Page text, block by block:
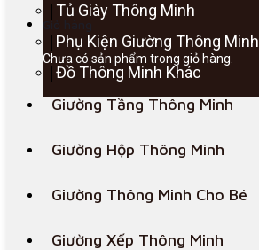
Giỏ hàng
Chưa có sản phẩm trong giỏ hàng.
Tủ Giày Thông Minh
Phụ Kiện Giường Thông Minh
Đồ Thông Minh Khác
Giường Tầng Thông Minh
Giường Hộp Thông Minh
Giường Thông Minh Cho Bé
Giường Xếp Thông Minh